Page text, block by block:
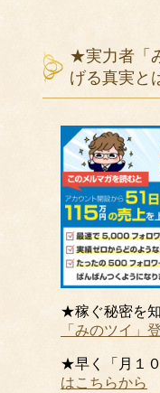
★実力者「
げる真実と
★稼ぐ秘密を
「みのツイ」
★早く「月１
はこちらから